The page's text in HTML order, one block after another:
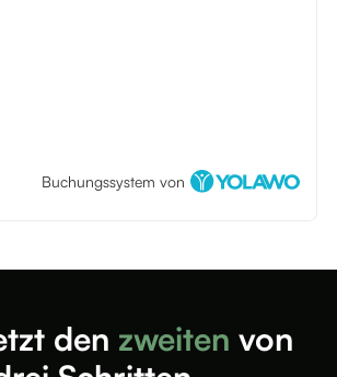
Buchungssystem von
den zweiten von